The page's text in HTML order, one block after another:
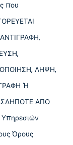
που
ΛΗΨΗ,
Ή
ΑΠΟ
Όρους